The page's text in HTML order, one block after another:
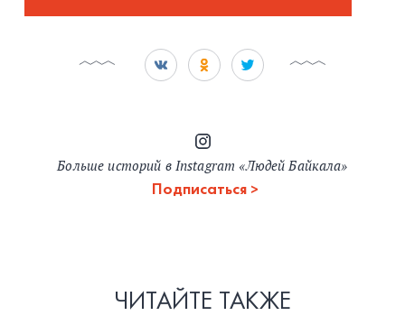
Больше историй в Instagram «Людей Байкала»
Подписаться
ЧИТАЙТЕ ТАКЖЕ